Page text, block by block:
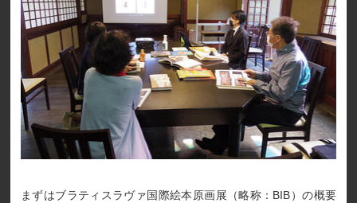
まずはブラティスラヴァ国際絵本原画展（略称：BIB）の概要